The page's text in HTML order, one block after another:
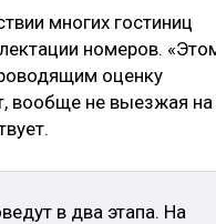
многих гостиниц
номеров.
оценку
вообще не выезжая на
в два этапа. На